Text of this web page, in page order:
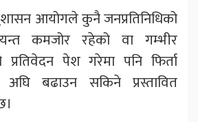
आयोगले कुनै जनप्रतिनिधिको
कमजोर रहेको वा गम्भीर
पेश गरेमा पनि फिर्ता
अघि बढाउन सकिने प्रस्तावित